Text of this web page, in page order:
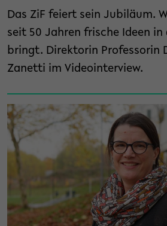
Das ZiF feiert sein Jubiläum.
seit 50 Jahren frische Ideen
bringt. Direktorin Professorin
Zanetti im Videointerview.